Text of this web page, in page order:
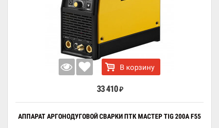
В корзину
33 410 ₽
АППАРАТ АРГОНОДУГОВОЙ СВАРКИ ПТК МАСТЕР TIG 200A F55